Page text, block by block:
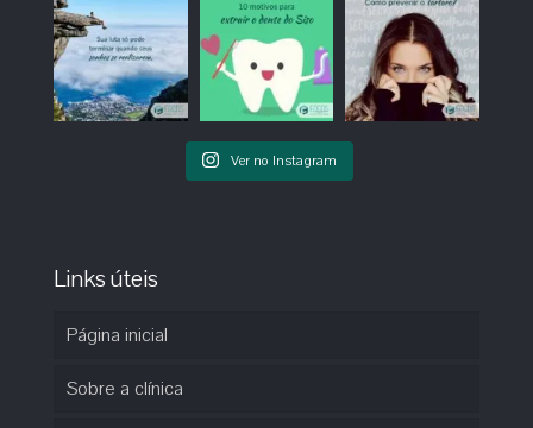
Ver no Instagram
Links úteis
Página inicial
Sobre a clínica